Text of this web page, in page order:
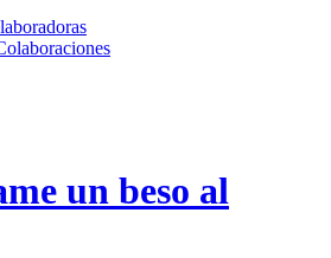
un beso al